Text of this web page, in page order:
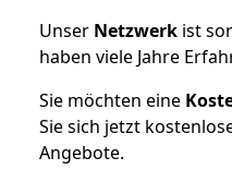
Unser Netzwerk ist
haben viele Jahre
Sie möchten eine
Sie sich jetzt
Angebote.